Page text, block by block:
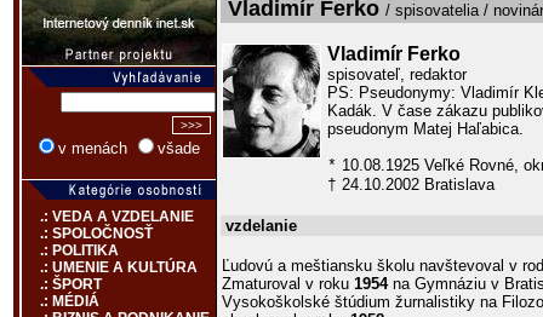
v menách všade
.: VEDA A VZDELANIE
.: SPOLOČNOSŤ
.: POLITIKA
.: UMENIE A KULTÚRA
.: ŠPORT
.: MÉDIÁ
Vladimír Ferko / spisovatelia /
Vladimír Ferko
spisovateľ, redaktor
PS: Pseudonymy: Vladimír
Kadák. V čase zákazu
pseudonym Matej Haľabica.
* 10.08.1925 Veľké Rovné,
† 24.10.2002 Bratislava
vzdelanie
Ľudovú a meštiansku školu navštevoval v
Zmaturoval v roku 1954na Gymnáziu v
Vysokoškolské štúdium žurnalistiky na